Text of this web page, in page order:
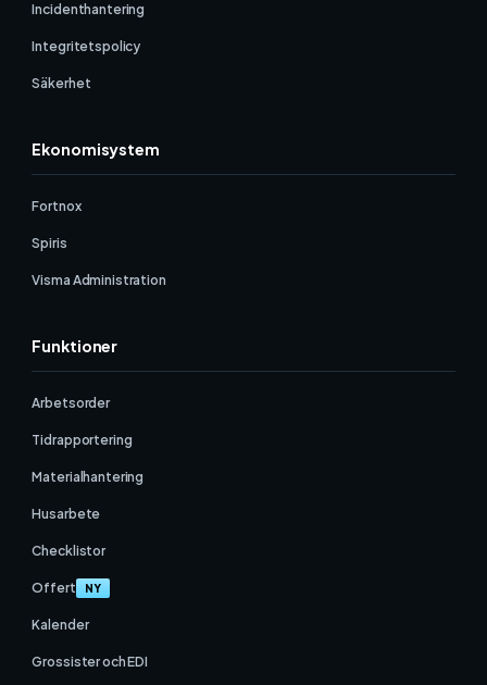
Incidenthantering
Integritetspolicy
Säkerhet
Ekonomisystem
Fortnox
Spiris
Visma Administration
Funktioner
Arbetsorder
Tidrapportering
Materialhantering
Husarbete
Checklistor
Offert NY
Kalender
Grossister och EDI